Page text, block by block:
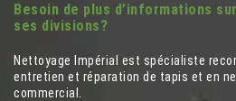
Besoin de plus d’informations
ses divisions?
Nettoyage Impérial est spécialiste
entretien et réparation de tapis et en
commercial.